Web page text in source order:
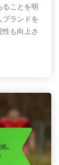
ことを明
ランドを
も向上さ